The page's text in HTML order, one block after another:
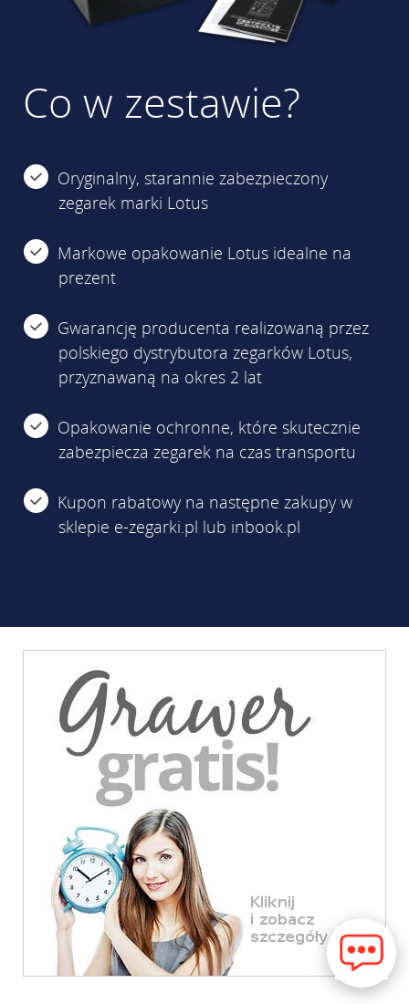
Co w zestawie?
Oryginalny, starannie zabezpieczony
zegarek marki Lotus
Markowe opakowanie Lotus idealne na
prezent
Gwarancję producenta realizowaną przez
polskiego dystrybutora zegarków Lotus,
przyznawaną na okres 2 lat
Opakowanie ochronne, które skutecznie
zabezpiecza zegarek na czas transportu
Kupon rabatowy na następne zakupy w
sklepie e-zegarki.pl lub inbook.pl